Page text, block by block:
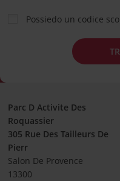
Possiedo un codice
Parc D Activite Des
Roquassier
305 Rue Des Tailleurs De
Pierr
Salon De Provence
13300